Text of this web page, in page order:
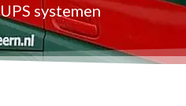
systemen